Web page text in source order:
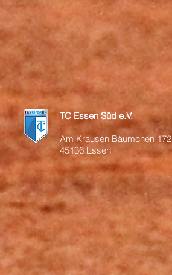
TC Essen Süd e.V.
Am Krausen Bäumchen 172
45136 Essen